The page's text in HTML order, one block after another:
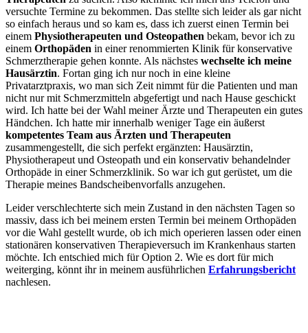
versuchte Termine zu bekommen. Das stellte sich leider als gar nicht
so einfach heraus und so kam es, dass ich zuerst einen Termin bei
einem Physiotherapeuten und Osteopathen bekam, bevor ich zu
einem Orthopäden in einer renommierten Klinik für konservative
Schmerztherapie gehen konnte. Als nächstes wechselte ich meine
Hausärztin. Fortan ging ich nur noch in eine kleine
Privatarztpraxis, wo man sich Zeit nimmt für die Patienten und man
nicht nur mit Schmerzmitteln abgefertigt und nach Hause geschickt
wird. Ich hatte bei der Wahl meiner Ärzte und Therapeuten ein gutes
Händchen. Ich hatte mir innerhalb weniger Tage ein äußerst
kompetentes Team aus Ärzten und Therapeuten
zusammengestellt, die sich perfekt ergänzten: Hausärztin,
Physiotherapeut und Osteopath und ein konservativ behandelnder
Orthopäde in einer Schmerzklinik. So war ich gut gerüstet, um die
Therapie meines Bandscheibenvorfalls anzugehen.
Leider verschlechterte sich mein Zustand in den nächsten Tagen so
massiv, dass ich bei meinem ersten Termin bei meinem Orthopäden
vor die Wahl gestellt wurde, ob ich mich operieren lassen oder einen
stationären konservativen Therapieversuch im Krankenhaus starten
möchte. Ich entschied mich für Option 2. Wie es dort für mich
weiterging, könnt ihr in meinem ausführlichen Erfahrungsbericht
nachlesen.